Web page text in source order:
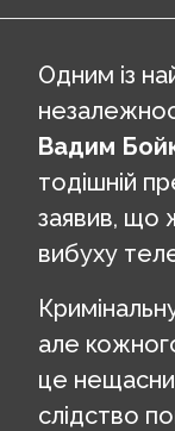
Одним із
Вадим
тодішній
заявив, що
вибуху
але
це
слідство